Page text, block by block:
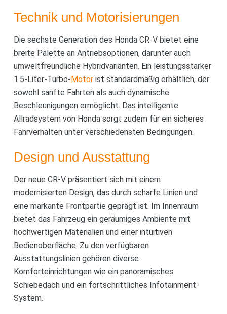
Technik und Motorisierungen
Die sechste Generation des Honda CR-V bietet eine
breite Palette an Antriebsoptionen, darunter auch
umweltfreundliche Hybridvarianten. Ein leistungsstarker
1.5-Liter-Turbo-Motorist standardmäßig erhältlich, der
sowohl sanfte Fahrten als auch dynamische
Beschleunigungen ermöglicht. Das intelligente
Allradsystem von Honda sorgt zudem für ein sicheres
Fahrverhalten unter verschiedensten Bedingungen.
Design und Ausstattung
Der neue CR-V präsentiert sich mit einem
modernisierten Design, das durch scharfe Linien und
eine markante Frontpartie geprägt ist. Im Innenraum
bietet das Fahrzeug ein geräumiges Ambiente mit
hochwertigen Materialien und einer intuitiven
Bedienoberfläche. Zu den verfügbaren
Ausstattungslinien gehören diverse
Komforteinrichtungen wie ein panoramisches
Schiebedach und ein fortschrittliches Infotainment-
System.